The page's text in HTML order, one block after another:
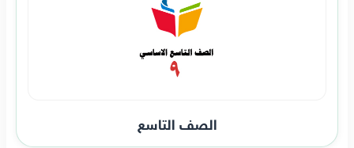
الصف التاسع